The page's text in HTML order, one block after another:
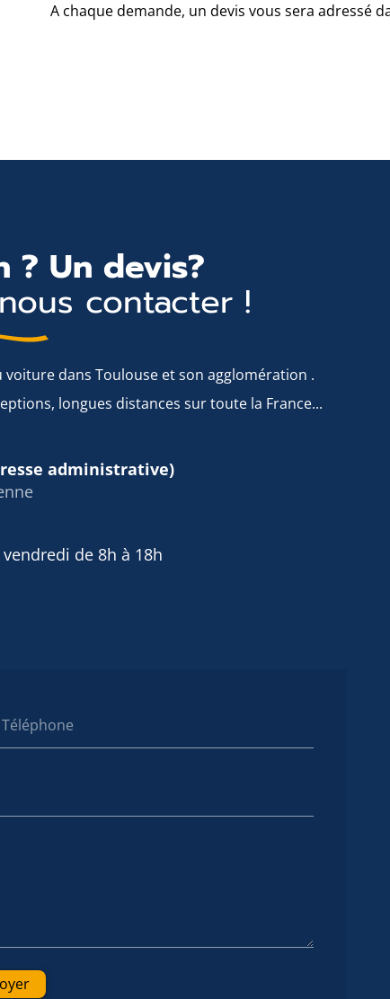
A chaque demande, un devis vous sera adressé
? Un devis?
contacter !
dans Toulouse et son agglomération .
longues distances sur toute la France...
Téléphone
administrative)
de 8h à 18h